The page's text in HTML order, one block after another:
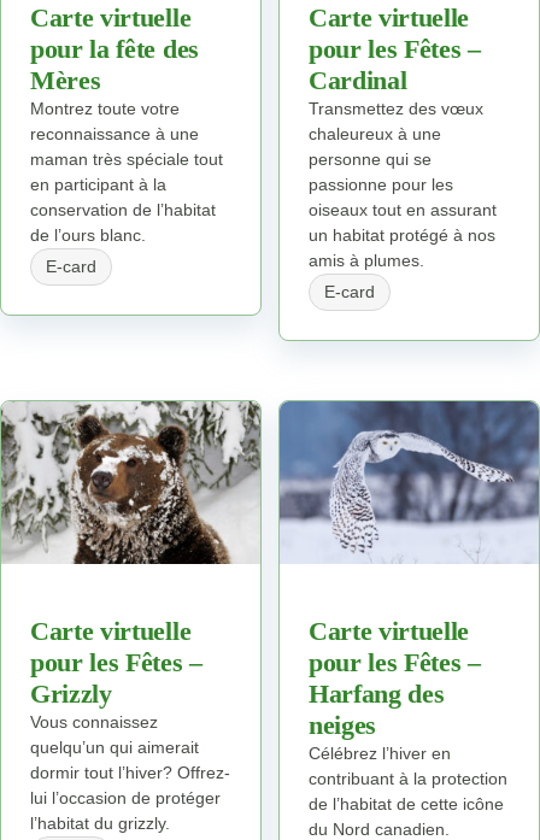
Carte virtuelle
pour la fête des
Mères
Montrez toute votre
reconnaissance à une
maman très spéciale tout
en participant à la
conservation de l’habitat
de l’ours blanc.
E-card
Carte virtuelle
pour les Fêtes –
Cardinal
Transmettez des vœux
chaleureux à une
personne qui se
passionne pour les
oiseaux tout en assurant
un habitat protégé à nos
amis à plumes.
E-card
Carte virtuelle
pour les Fêtes –
Grizzly
Vous connaissez
quelqu’un qui aimerait
dormir tout l’hiver? Offrez-
lui l’occasion de protéger
l’habitat du grizzly.
Carte virtuelle
pour les Fêtes –
Harfang des
neiges
Célébrez l’hiver en
contribuant à la protection
de l’habitat de cette icône
du Nord canadien.